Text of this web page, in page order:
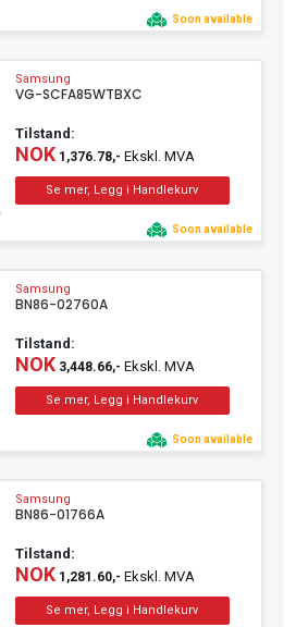
Soon available
Samsung
VG-SCFA85WTBXC
Tilstand:
NOK1,376.78,- Ekskl. MVA
Soon available
Samsung
BN86-02760A
Tilstand:
NOK3,448.66,- Ekskl. MVA
Soon available
Samsung
BN86-01766A
Tilstand:
NOK1,281.60,- Ekskl. MVA